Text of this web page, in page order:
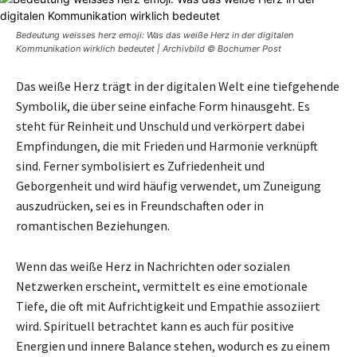
Bedeutung weisses herz emoji: Was das weiße Herz in der digitalen
Kommunikation wirklich bedeutet | Archivbild © Bochumer Post
Das weiße Herz trägt in der digitalen Welt eine tiefgehende
Symbolik, die über seine einfache Form hinausgeht. Es
steht für Reinheit und Unschuld und verkörpert dabei
Empfindungen, die mit Frieden und Harmonie verknüpft
sind. Ferner symbolisiert es Zufriedenheit und
Geborgenheit und wird häufig verwendet, um Zuneigung
auszudrücken, sei es in Freundschaften oder in
romantischen Beziehungen.
Wenn das weiße Herz in Nachrichten oder sozialen
Netzwerken erscheint, vermittelt es eine emotionale
Tiefe, die oft mit Aufrichtigkeit und Empathie assoziiert
wird. Spirituell betrachtet kann es auch für positive
Energien und innere Balance stehen, wodurch es zu einem